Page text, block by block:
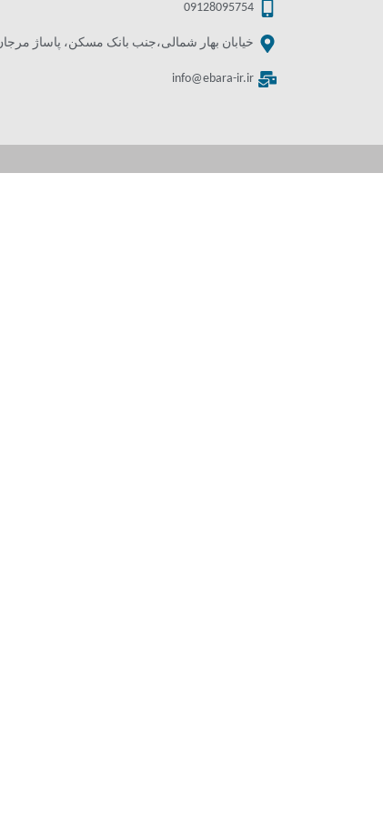
09128095754
خیابان بهار شمالی،جنب بانک مسکن، پاساژ
info@ebara-ir.ir